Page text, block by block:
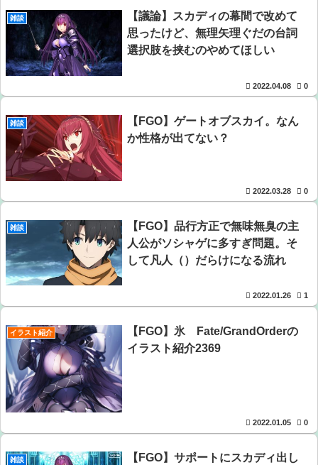
雑談
【議論】スカディの幕間で改めて
思ったけど、無理矢理ぐだの台詞
選択肢を挟むのやめてほしい
2022.04.08 0
雑談
【FGO】ゲートオブスカイ。なん
か性格が出てない？
2022.03.28 0
雑談
【FGO】品行方正で無味無臭の主
人公がソシャゲに多すぎ問題。そ
して凡人（）だらけになる流れ
2022.01.26 1
イラスト紹介
【FGO】氷 Fate/GrandOrderの
イラスト紹介2369
2022.01.05 0
雑談
【FGO】サポートにスカディ出し